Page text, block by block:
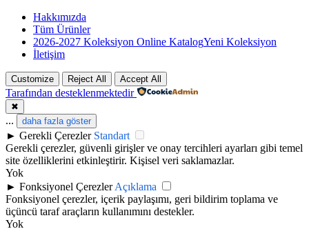
Hakkımızda
Tüm Ürünler
2026-2027 Koleksiyon Online KatalogYeni Koleksiyon
İletişim
Customize Reject All Accept All
Tarafından desteklenmektedir
✖
... daha fazla göster
► Gerekli Çerezler Standart
Gerekli çerezler, güvenli girişler ve onay tercihleri ayarları gibi temel
site özelliklerini etkinleştirir. Kişisel veri saklamazlar.
Yok
► Fonksiyonel Çerezler Açıklama
Fonksiyonel çerezler, içerik paylaşımı, geri bildirim toplama ve
üçüncü taraf araçların kullanımını destekler.
Yok